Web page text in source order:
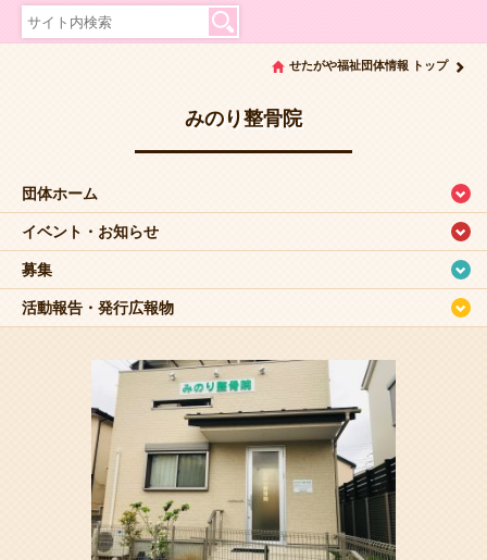
せたがや福祉団体情報 トップ
みのり整骨院
団体ホーム
イベント・お知らせ
募集
活動報告・発行広報物